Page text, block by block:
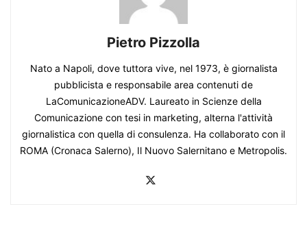
Pietro Pizzolla
Nato a Napoli, dove tuttora vive, nel 1973, è giornalista
pubblicista e responsabile area contenuti de
LaComunicazioneADV. Laureato in Scienze della
Comunicazione con tesi in marketing, alterna l'attività
giornalistica con quella di consulenza. Ha collaborato con il
ROMA (Cronaca Salerno), Il Nuovo Salernitano e Metropolis.